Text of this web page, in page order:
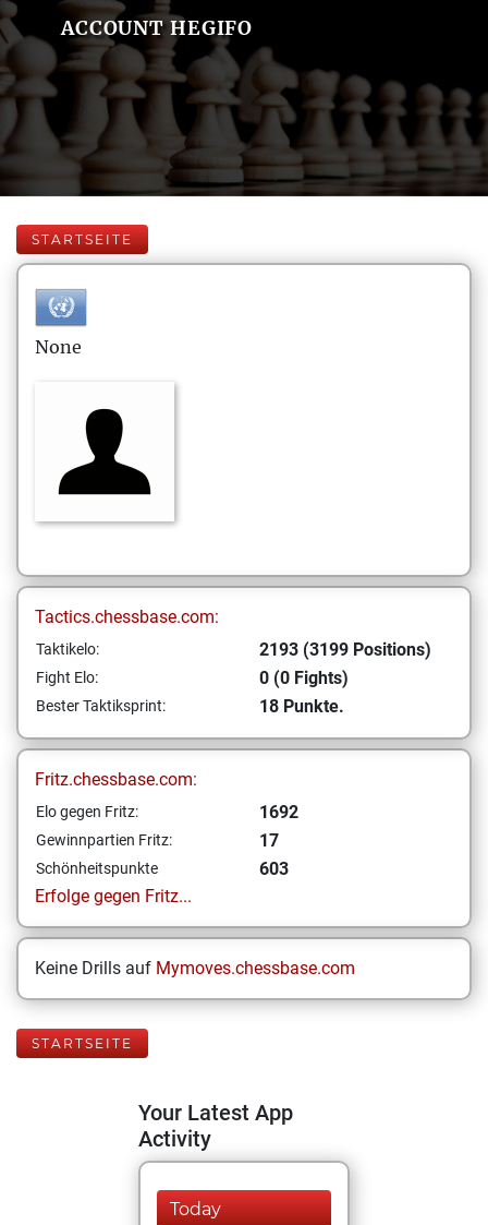
ACCOUNT HEGIFO
STARTSEITE
None
Tactics.chessbase.com:
Taktikelo: 2193 (3199 Positions)
Fight Elo: 0 (0 Fights)
Bester Taktiksprint: 18 Punkte.
Fritz.chessbase.com:
Elo gegen Fritz: 1692
Gewinnpartien Fritz: 17
Schönheitspunkte
603
Erfolge gegen Fritz...
Keine Drills auf Mymoves.chessbase.com
STARTSEITE
Your Latest App
Activity
Today